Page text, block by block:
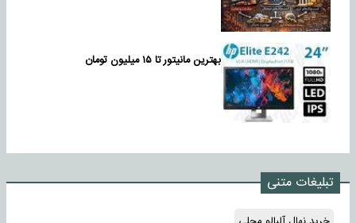
بهترین مانیتور تا ۱۵ میلیون تومان
تبلیغات متنی